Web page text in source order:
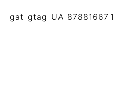
_gat_gtag_UA_87881667_1